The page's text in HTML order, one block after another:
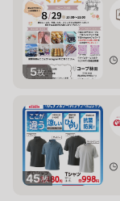
5枚
45枚